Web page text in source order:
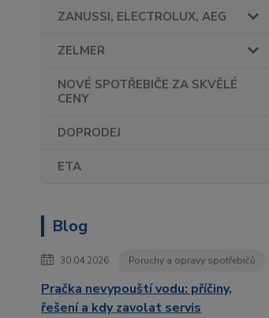
ZANUSSI, ELECTROLUX, AEG
ZELMER
NOVÉ SPOTŘEBIČE ZA SKVĚLÉ
CENY
DOPRODEJ
ETA
Blog
30.04.2026 Poruchy a opravy spotřebičů
Pračka nevypouští vodu: příčiny,
řešení a kdy zavolat servis